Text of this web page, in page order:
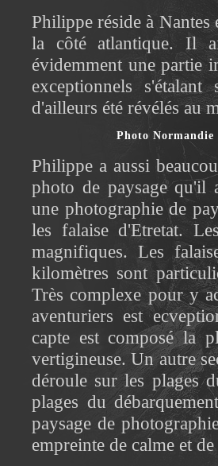
Philippe réside à
la côté atlantique. Il
évidemment une partie
exceptionnels
d'ailleurs été révélés au
Photo
Philippe a aussi
photo de paysage qu'il
une photographie de
les falaise d'Etretat.
magnifiques. Les
kilomètres sont
Très complexe pour y
aventuriers est
capte est composé la
vertigineuse. Un autre
déroule sur les plages
plages du
paysage de
empreinte de calme et